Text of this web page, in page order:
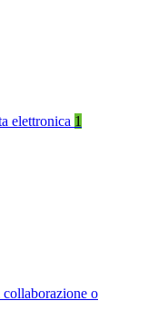
elettronica 1
o